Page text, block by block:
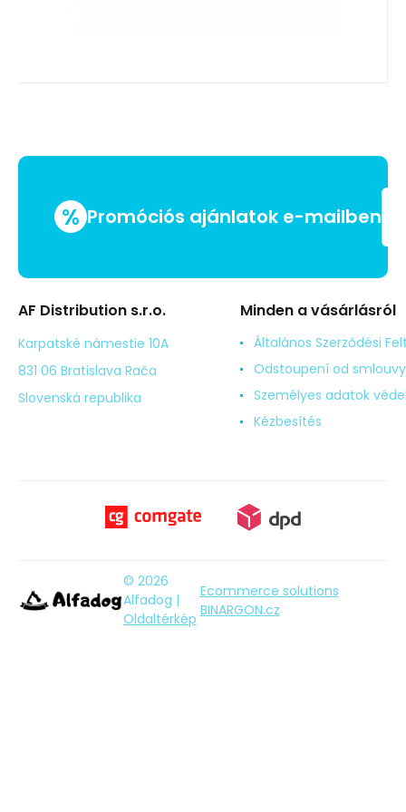
% Promóciós ajánlatok e-mailben
AF Distribution s.r.o.
Karpatské námestie 10A
831 06 Bratislava Rača
Slovenská republika
Minden a vásárlásról
Általános Szerződési
Odstoupení od smlouvy
Személyes adatok
Kézbesítés
© 2026
Alfadog |
Oldaltérkép
Ecommerce solutions
BINARGON.cz